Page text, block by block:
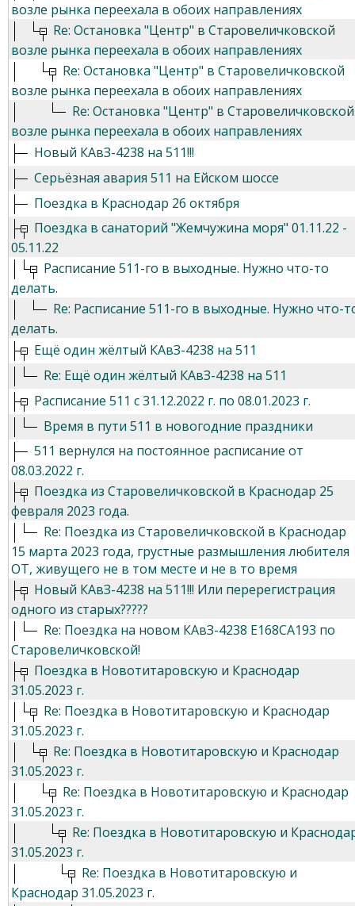
возле рынка переехала в обоих направлениях
Re: Остановка "Центр" в Старовеличковской
возле рынка переехала в обоих направлениях
Re: Остановка "Центр" в Старовеличковской
возле рынка переехала в обоих направлениях
Re: Остановка "Центр" в Старовеличковской
возле рынка переехала в обоих направлениях
Новый КАвЗ-4238 на 511!!!
Серьёзная авария 511 на Ейском шоссе
Поездка в Краснодар 26 октября
Поездка в санаторий "Жемчужина моря" 01.11.22 -
05.11.22
Расписание 511-го в выходные. Нужно что-то
делать.
Re: Расписание 511-го в выходные. Нужно что-
делать.
Ещё один жёлтый КАвЗ-4238 на 511
Re: Ещё один жёлтый КАвЗ-4238 на 511
Расписание 511 с 31.12.2022 г. по 08.01.2023 г.
Время в пути 511 в новогодние праздники
511 вернулся на постоянное расписание от
08.03.2022 г.
Поездка из Старовеличковской в Краснодар 25
февраля 2023 года.
Re: Поездка из Старовеличковской в Краснодар
15 марта 2023 года, грустные размышления любителя
ОТ, живущего не в том месте и не в то время
Новый КАвЗ-4238 на 511!!! Или перерегистрация
одного из старых?????
Re: Поездка на новом КАвЗ-4238 Е168СА193 по
Старовеличковской!
Поездка в Новотитаровскую и Краснодар
31.05.2023 г.
Re: Поездка в Новотитаровскую и Краснодар
31.05.2023 г.
Re: Поездка в Новотитаровскую и Краснодар
31.05.2023 г.
Re: Поездка в Новотитаровскую и Краснодар
31.05.2023 г.
Re: Поездка в Новотитаровскую и
31.05.2023 г.
Re: Поездка в Новотитаровскую и
Краснодар 31.05.2023 г.